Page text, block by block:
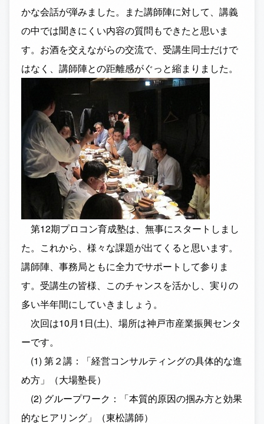
かな会話が弾みました。また講師陣に対して、講義
の中では聞きにくい内容の質問もできたと思いま
す。お酒を交えながらの交流で、受講生同士だけで
はなく、講師陣との距離感がぐっと縮まりました。
第12期プロコン育成塾は、無事にスタートしまし
た。これから、様々な課題が出てくると思います。
講師陣、事務局ともに全力でサポートして参りま
す。受講生の皆様、このチャンスを活かし、実りの
多い半年間にしていきましょう。
次回は10月1日(土)、場所は神戸市産業振興センタ
ーです。
(1) 第２講：「経営コンサルティングの具体的な進
め方」（大場塾長）
(2) グループワーク：「本質的原因の掴み方と効果
的なヒアリング」（東松講師）